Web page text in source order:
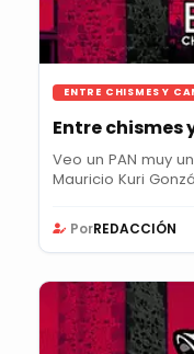
ENTRE CHISMES Y
Entre chismes
Veo un PAN muy
Mauricio Kuri
PorREDACCIÓN